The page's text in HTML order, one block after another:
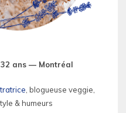
32 ans — Montréal
, blogueuse veggie,
& humeurs